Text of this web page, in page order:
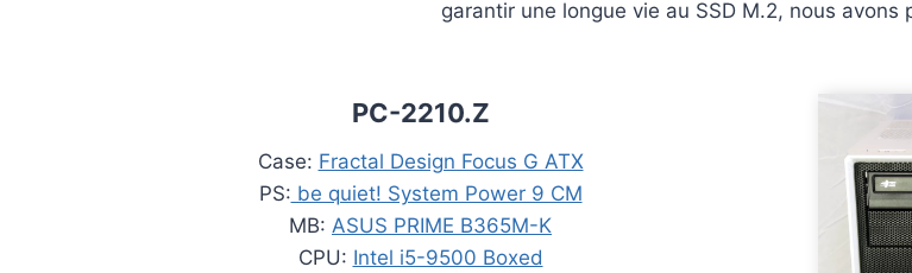
garantir une longue vie au SSD M.2, nous avons
PC-2210.Z
Case: Fractal Design Focus G ATX
PS: be quiet! System Power 9 CM
MB: ASUS PRIME B365M-K
CPU: Intel i5-9500 Boxed